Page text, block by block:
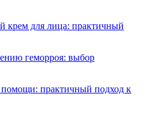
крем для лица: практичный
геморроя: выбор
помощи: практичный подход к